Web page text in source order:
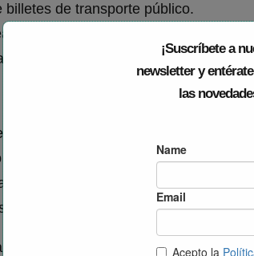
de transporte público.
clientes.
económica.
ocupación.
de movilidad personal.
o de vehículos eléctricos en su flota.
externos de la empresa.
ido incorporando estas
¡Suscríbete a
newsletter y
las